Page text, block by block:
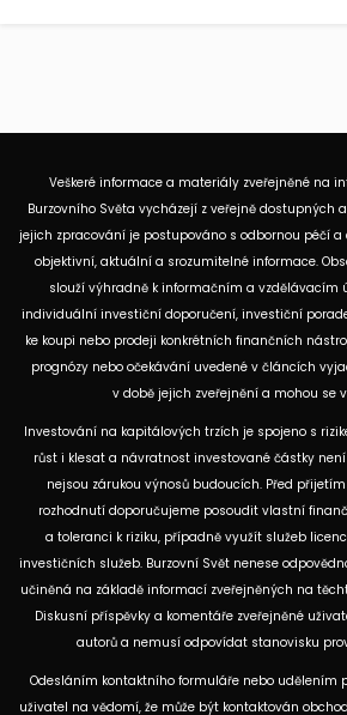
Veškeré informace a materiály zveřejněné na
Burzovního Světa vycházejí z veřejně dostupných
jejich zpracování je postupováno s odbornou péčí
objektivní, aktuální a srozumitelné informace.
slouží výhradně k informačním a vzdělávacím
individuální investiční doporučení, investiční
ke koupi nebo prodeji konkrétních finančních
prognózy nebo očekávání uvedené v článcích
v době jejich zveřejnění a mohou se
Investování na kapitálových trzích je spojeno s
růst i klesat a návratnost investované částky
nejsou zárukou výnosů budoucích. Před
rozhodnutí doporučujeme posoudit vlastní
a toleranci k riziku, případně využít služeb
investičních služeb. Burzovní Svět nenese
učiněná na základě informací zveřejněných na
Diskusní příspěvky a komentáře zveřejněné
autorů a nemusí odpovídat stanovisku
Odesláním kontaktního formuláře nebo udělením
uživatel na vědomí, že může být kontaktován